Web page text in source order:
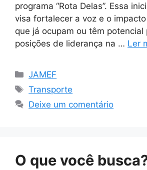
programa “Rota Delas”. Essa
visa fortalecer a voz e o
que já ocupam ou têm potencial
posições de liderança na … Ler
Categorias
JAMEF
Tags
Transporte
Deixe um comentário
O que você